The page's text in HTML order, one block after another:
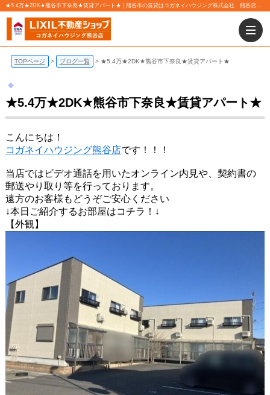
★5.4万★2DK★熊谷市下奈良★賃貸アパート★ | 熊谷市の賃貸はコガネイハウジング株式会社 熊谷店にお任せ下さい！
TOPページ ブログ一覧 ★5.4万★2DK★熊谷市下奈良★賃貸アパート★
★5.4万★2DK★熊谷市下奈良★賃貸アパート★
こんにちは！
コガネイハウジング熊谷店です！！！
当店ではビデオ通話を用いたオンライン内見や、契約書の
郵送やり取り等を行っております。
遠方のお客様もどうぞご安心ください
↓本日ご紹介するお部屋はコチラ！↓
【外観】